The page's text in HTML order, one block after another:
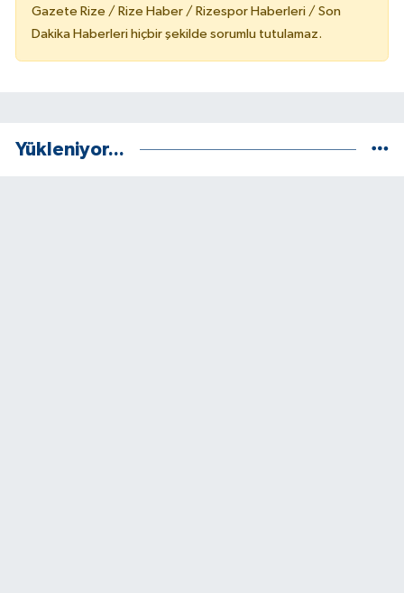
Gazete Rize / Rize Haber / Rizespor Haberleri / Son
Dakika Haberleri hiçbir şekilde sorumlu tutulamaz.
Yükleniyor...